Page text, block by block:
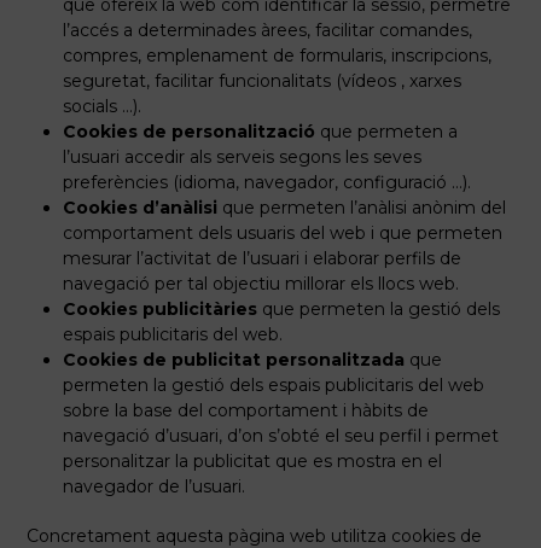
que ofereix la web com identificar la sessió, permetre
l’accés a determinades àrees, facilitar comandes,
compres, emplenament de formularis, inscripcions,
seguretat, facilitar funcionalitats (vídeos , xarxes
socials …).
Cookies de personalització que permeten a
l’usuari accedir als serveis segons les seves
preferències (idioma, navegador, configuració …).
Cookies d’anàlisi que permeten l’anàlisi anònim del
comportament dels usuaris del web i que permeten
mesurar l’activitat de l’usuari i elaborar perfils de
navegació per tal objectiu millorar els llocs web.
Cookies publicitàries que permeten la gestió dels
espais publicitaris del web.
Cookies de publicitat personalitzada que
permeten la gestió dels espais publicitaris del web
sobre la base del comportament i hàbits de
navegació d’usuari, d’on s’obté el seu perfil i permet
personalitzar la publicitat que es mostra en el
navegador de l’usuari.
Concretament aquesta pàgina web utilitza cookies de